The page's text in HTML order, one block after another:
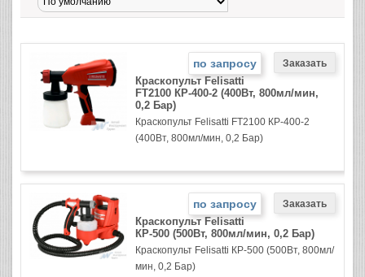
по запросу
Краскопульт Felisatti
FT2100 КР-400-2 (400Вт, 800мл/мин,
0,2 Бар)
Краскопульт Felisatti FT2100 КР-400-2
(400Вт, 800мл/мин, 0,2 Бар)
по запросу
Краскопульт Felisatti
КР-500 (500Вт, 800мл/мин, 0,2 Бар)
Краскопульт Felisatti КР-500 (500Вт, 800мл/
мин, 0,2 Бар)